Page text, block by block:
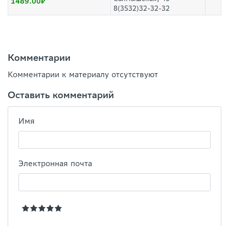
8(3532)32-32-32
Комментарии
Комментарии к материалу отсутствуют
Оставить комментарий
Имя
Электронная почта